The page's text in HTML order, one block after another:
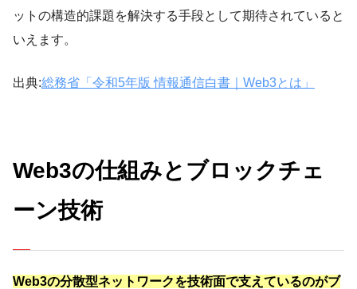
ットの構造的課題を解決する手段として期待されていると
いえます。
出典:総務省「令和5年版 情報通信白書｜Web3とは」
Web3の仕組みとブロックチェ
ーン技術
Web3の分散型ネットワークを技術面で支えているのがブ